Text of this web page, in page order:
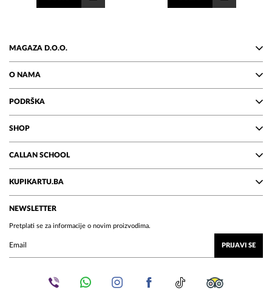
MAGAZA D.O.O.
O NAMA
PODRŠKA
SHOP
CALLAN SCHOOL
KUPIKARTU.BA
NEWSLETTER
Pretplati se za informacije o novim proizvodima.
PRIJAVI SE